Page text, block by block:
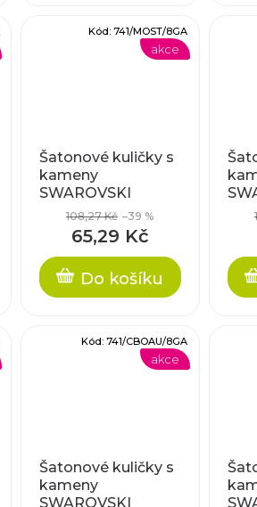
akce
Šatonové kuličky s
kameny
SWAROVSKI
ELEMENTS, cca
8mm
108,27 Kč –39 %
65,29 Kč
Do košíku
Kód: 741/MOST/8GA
akce
Šatonové kuličky s
kameny
SWAROVSKI
Kód: 741/CBOAU/8GA